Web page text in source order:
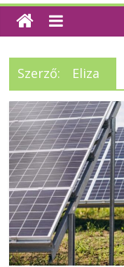
Szerző: Eliza